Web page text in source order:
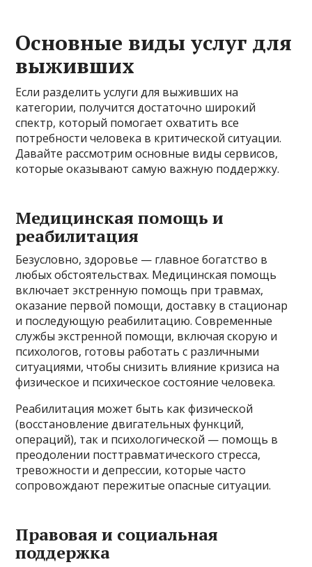
Основные виды услуг для
выживших
Если разделить услуги для выживших на
категории, получится достаточно широкий
спектр, который помогает охватить все
потребности человека в критической ситуации.
Давайте рассмотрим основные виды сервисов,
которые оказывают самую важную поддержку.
Медицинская помощь и
реабилитация
Безусловно, здоровье — главное богатство в
любых обстоятельствах. Медицинская помощь
включает экстренную помощь при травмах,
оказание первой помощи, доставку в стационар
и последующую реабилитацию. Современные
службы экстренной помощи, включая скорую и
психологов, готовы работать с различными
ситуациями, чтобы снизить влияние кризиса на
физическое и психическое состояние человека.
Реабилитация может быть как физической
(восстановление двигательных функций,
операций), так и психологической — помощь в
преодолении посттравматического стресса,
тревожности и депрессии, которые часто
сопровождают пережитые опасные ситуации.
Правовая и социальная
поддержка